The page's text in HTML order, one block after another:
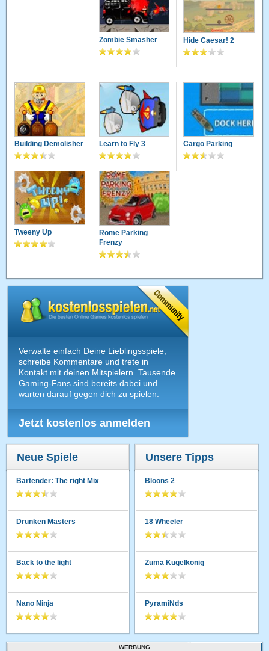
Zombie Smasher Hide Caesar! 2
Building Demolisher Learn to Fly 3 Cargo Parking
Tweeny Up
Rome Parking
Frenzy
Verwalte einfach Deine Lieblingsspiele,
schreibe Kommentare und trete in
Kontakt mit deinen Mitspielern. Tausende
Gaming-Fans sind bereits dabei und
warten darauf gegen dich zu spielen.
Jetzt kostenlos anmelden
Neue Spiele
Bartender: The right Mix
Drunken Masters
Back to the light
Nano Ninja
Unsere Tipps
Bloons 2
18 Wheeler
Zuma Kugelkönig
PyramiNds
WERBUNG